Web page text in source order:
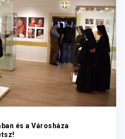
és a Városháza